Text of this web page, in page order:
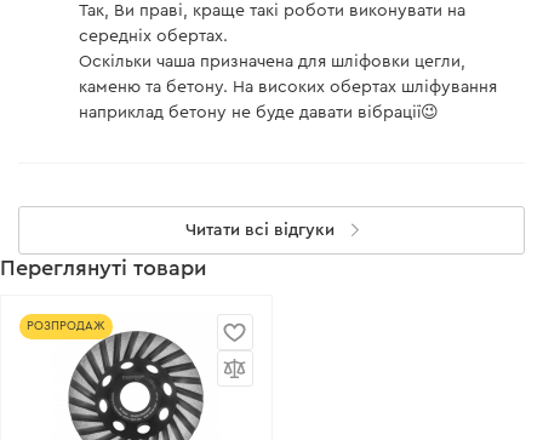
Так, Ви праві, краще такі роботи виконувати на
середніх обертах.
Оскільки чаша призначена для шліфовки цегли,
каменю та бетону. На високих обертах шліфування
наприклад бетону не буде давати вібрації😉
Читати всі відгуки
Переглянуті товари
РОЗПРОДАЖ